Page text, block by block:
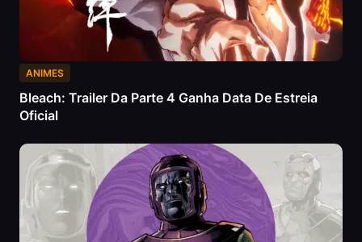
ANIMES
Bleach: Trailer Da Parte 4 Ganha Data De Estreia
Oficial